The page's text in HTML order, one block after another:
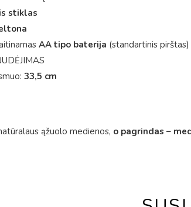
stiklas
AA tipo baterija (standartinis pirštas)
33,5 cm
ąžuolo medienos, o pagrindas –